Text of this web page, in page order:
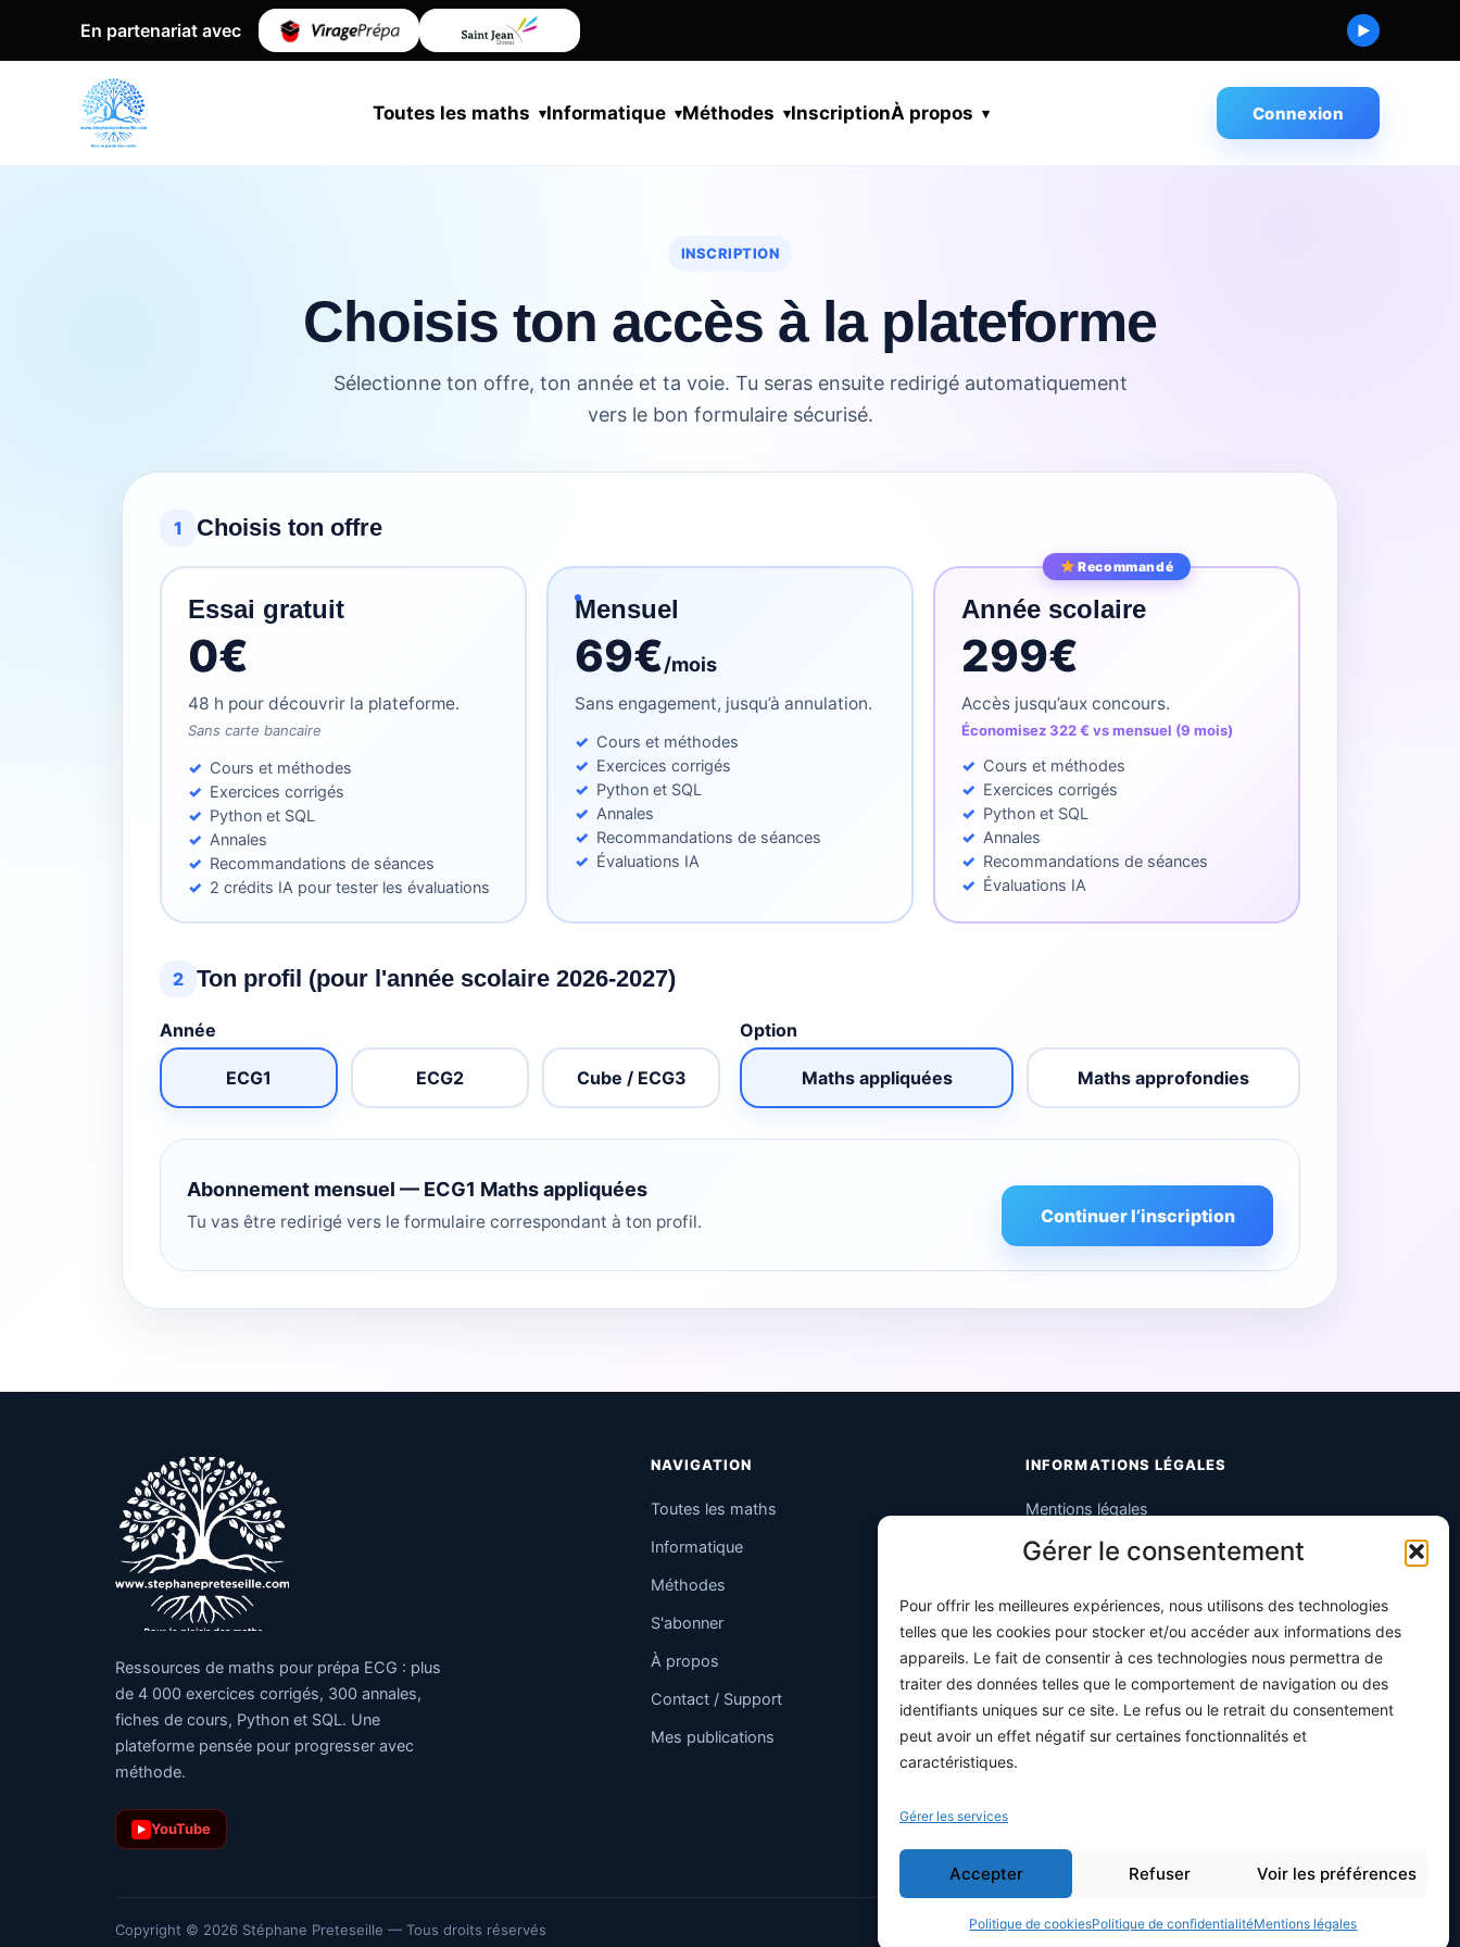
Gérer le consentement
Pour offrir les meilleures expériences, nous utilisons des technologies
telles que les cookies pour stocker et/ou accéder aux informations des
appareils. Le fait de consentir à ces technologies nous permettra de
traiter des données telles que le comportement de navigation ou des
identifiants uniques sur ce site. Le refus ou le retrait du consentement
peut avoir un effet négatif sur certaines fonctionnalités et
caractéristiques.
Gérer les services
Accepter Refuser Voir les préférences
Politique de cookiesPolitique de confidentialitéMentions légales
En partenariat avec ▶
Toutes les maths Informatique Méthodes InscriptionÀ propos Connexion
INSCRIPTION
Choisis ton accès à la plateforme
Sélectionne ton offre, ton année et ta voie. Tu seras ensuite redirigé automatiquement
vers le bon formulaire sécurisé.
1 Choisis ton offre
Essai gratuit
0€
48 h pour découvrir la plateforme.
Sans carte bancaire
Cours et méthodes
Exercices corrigés
Python et SQL
Annales
Recommandations de séances
2 crédits IA pour tester les évaluations
Mensuel
69€/mois
Sans engagement, jusqu’à annulation.
Cours et méthodes
Exercices corrigés
Python et SQL
Annales
Recommandations de séances
Évaluations IA
Recommandé
Année scolaire
299€
Accès jusqu’aux concours.
Économisez 322 € vs mensuel (9 mois)
Cours et méthodes
Exercices corrigés
Python et SQL
Annales
Recommandations de séances
Évaluations IA
2 Ton profil (pour l'année scolaire 2026-2027)
Année
ECG1 ECG2 Cube / ECG3
Option
Maths appliquées Maths approfondies
Abonnement mensuel — ECG1 Maths appliquées
Tu vas être redirigé vers le formulaire correspondant à ton profil. Continuer l’inscription
Ressources de maths pour prépa ECG : plus
de 4 000 exercices corrigés, 300 annales,
fiches de cours, Python et SQL. Une
plateforme pensée pour progresser avec
méthode.
▶ YouTube
NAVIGATION
Toutes les maths
Informatique
Méthodes
S'abonner
À propos
Contact / Support
Mes publications
INFORMATIONS LÉGALES
Mentions légales
Politique de confidentialité
Programme officiel
Copyright © 2026 Stéphane Preteseille — Tous droits réservés Hébergé en Europe · Données protégées RGPD